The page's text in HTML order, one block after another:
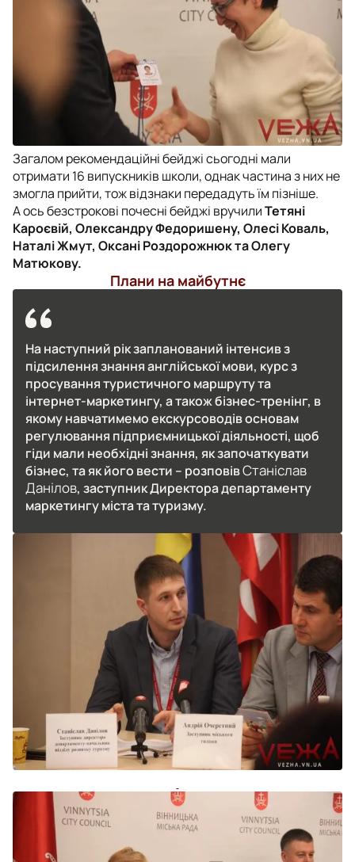
Загалом рекомендаційні бейджі сьогодні мали
отримати 16 випускників школи, однак частина з них не
змогла прийти, тож відзнаки передадуть їм пізніше.
А ось безстрокові почесні бейджі вручилиТетяні
Кароєвій, Олександру Федоришену, Олесі Коваль,
Наталі Жмут, Оксані Роздорожнюк та Олегу
Матюкову.
Плани на майбутнє
На наступний рік запланований інтенсив з
підсилення знання англійської мови, курс з
просування туристичного маршруту та
інтернет-маркетингу, а також бізнес-тренінг, в
якому навчатимемо екскурсоводів основам
регулювання підприємницької діяльності, щоб
гіди мали необхідні знання, як започаткувати
бізнес, та як його вести – розповівСтаніслав
Данілов, заступник Директора департаменту
маркетингу міста та туризму.